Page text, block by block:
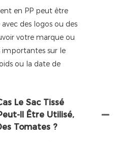
en PP peut être
des logos ou des
votre marque ou
sur le
ou la date de
Le Sac Tissé
Il Être Utilisé,
Tomates ?